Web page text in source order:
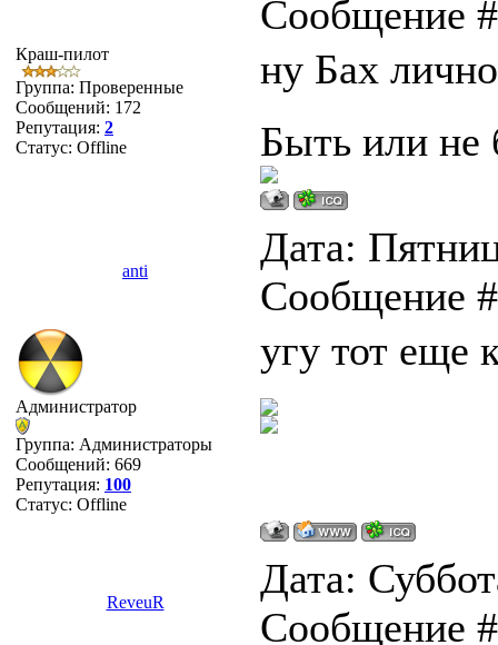
Сообщение
Краш-пилот
Группа: Проверенные
Сообщений: 172
Репутация: 2
Статус: Offline
ну Бах
Быть или не
anti
Дата:
Сообщение
Администратор
Группа: Администраторы
Сообщений: 669
Репутация: 100
Статус: Offline
угу тот еще
ReveuR
Дата:
Сообщение